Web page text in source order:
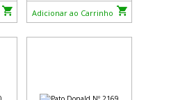
Adicionar ao Carrinho